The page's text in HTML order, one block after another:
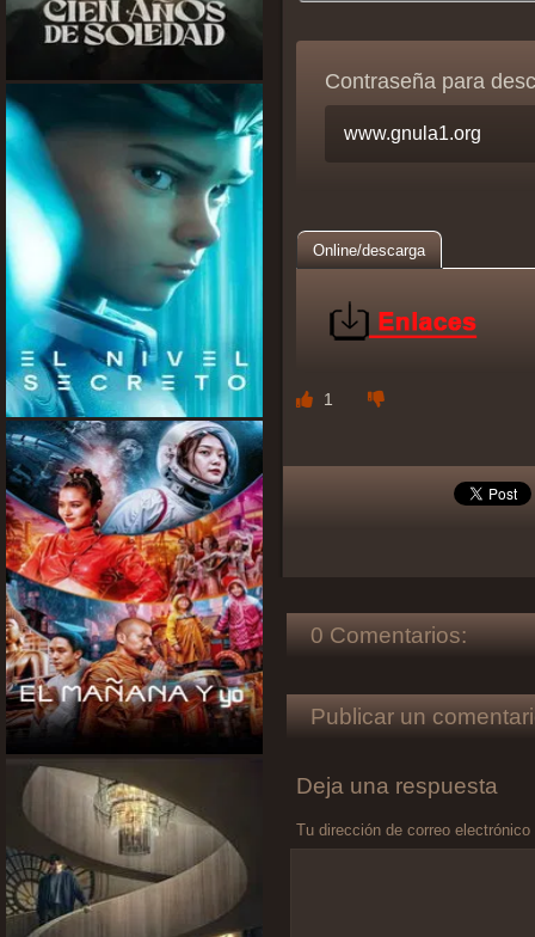
Contraseña para
Online/descarga
1
0 Comentarios:
Publicar un
Deja una respuesta
Tu dirección de correo